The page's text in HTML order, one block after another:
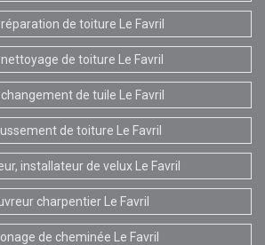
réparation de toiture Le Favril
nettoyage de toiture Le Favril
changement de tuile Le Favril
de toiture Le Favril
installateur de velux Le Favril
charpentier Le Favril
de cheminée Le Favril